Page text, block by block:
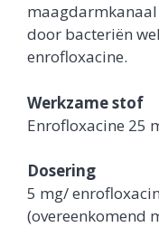
door bacteriën
enrofloxacine.
Werkzame stof
Enrofloxacine 25
Dosering
5 mg/
(overeenkomend